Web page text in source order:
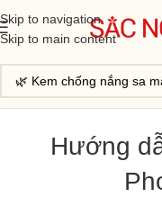
Skip to navigation
Skip to main content
Hướng